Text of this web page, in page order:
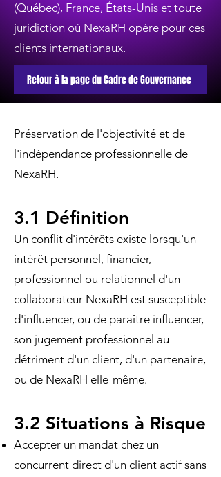
(Québec), France, États-Unis et toute
juridiction où NexaRH opère pour ces
clients internationaux.
Retour à la page du Cadre de Gouvernance
Préservation de l'objectivité et de
l'indépendance professionnelle de
NexaRH.
3.1 Définition
Un conflit d'intérêts existe lorsqu'un
intérêt personnel, financier,
professionnel ou relationnel d'un
collaborateur NexaRH est susceptible
d'influencer, ou de paraître influencer,
son jugement professionnel au
détriment d'un client, d'un partenaire,
ou de NexaRH elle-même.
3.2 Situations à Risque
Accepter un mandat chez un
concurrent direct d'un client actif sans